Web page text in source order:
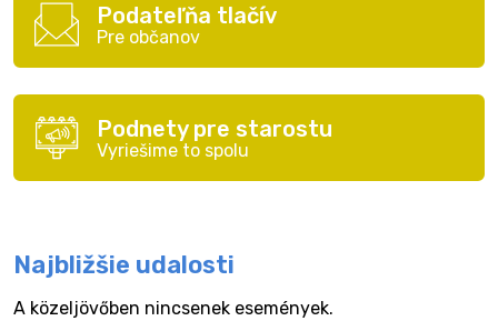
Podateľňa tlačív
Pre občanov
Podnety pre starostu
Vyriešime to spolu
Najbližšie udalosti
A közeljövőben nincsenek események.